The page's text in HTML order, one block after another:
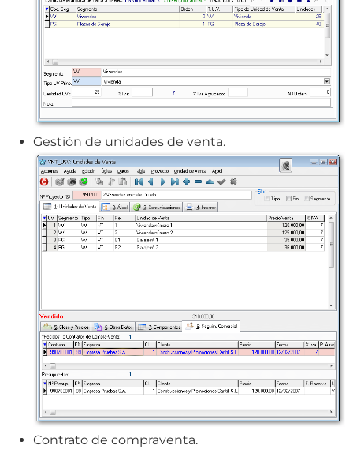
Gestión de unidades de venta.
Contrato de compraventa.